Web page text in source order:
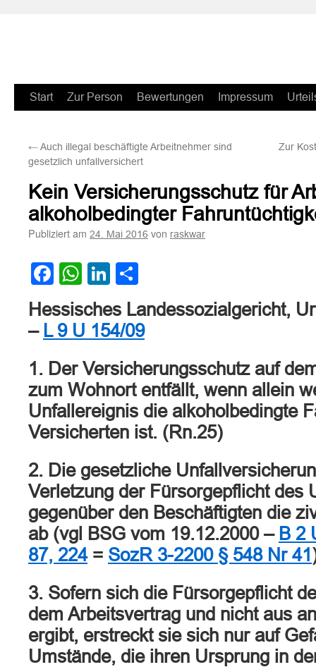
Zum
springen
Start Zur Person Bewertungen Impressum
←Auch illegal beschäftigte Arbeitnehmer sind
gesetzlich unfallversichert
Zur
Kein Versicherungsschutz für
alkoholbedingter
Publiziert am 24. Mai 2016 von raskwar
Facebook
WhatsApp
LinkedIn
Hessisches Landessozialgericht,
– L 9 U 154/09
1. Der Versicherungsschutz auf
zum Wohnort entfällt, wenn allein
Unfallereignis die alkoholbedingte
Versicherten ist. (Rn.25)
2. Die gesetzliche
Verletzung der Fürsorgepflicht des
gegenüber den Beschäftigten die
ab (vgl BSG vom 19.12.2000 – B 2
87, 224= SozR 3-2200 § 548 Nr 41
3. Sofern sich die Fürsorgepflicht
dem Arbeitsvertrag und nicht aus
ergibt, erstreckt sie sich nur auf
Umstände, die ihren Ursprung in